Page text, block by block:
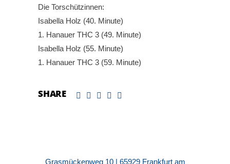
Die Torschützinnen:
Isabella Holz (40. Minute)
1. Hanauer THC 3 (49. Minute)
Isabella Holz (55. Minute)
1. Hanauer THC 3 (59. Minute)
SHARE
Grasmückenweg 10 | 65929 Frankfurt am